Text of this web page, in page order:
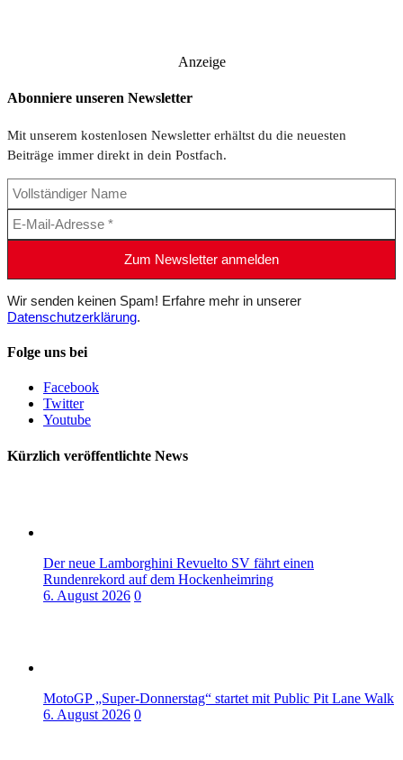
Anzeige
Abonniere unseren Newsletter
Mit unserem kostenlosen Newsletter erhältst du die neuesten
Beiträge immer direkt in dein Postfach.
Wir senden keinen Spam! Erfahre mehr in unserer
Datenschutzerklärung.
Folge uns bei
Facebook
Twitter
Youtube
Kürzlich veröffentlichte News
Der neue Lamborghini Revuelto SV fährt einen
Rundenrekord auf dem Hockenheimring
6. August 2026 0
MotoGP „Super-Donnerstag“ startet mit Public Pit Lane Walk
6. August 2026 0